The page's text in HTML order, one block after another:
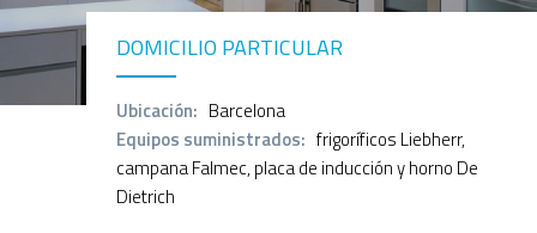
DOMICILIO PARTICULAR
Ubicación: Barcelona
Equipos suministrados: frigoríficos Liebherr,
campana Falmec, placa de inducción y horno De
Dietrich